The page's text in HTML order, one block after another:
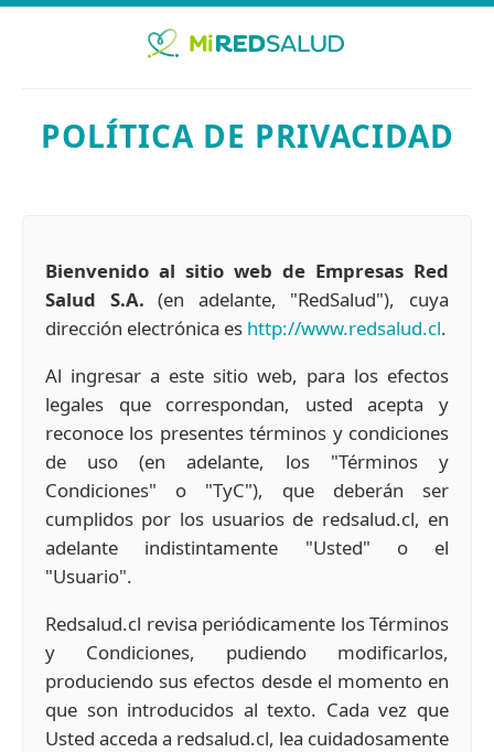
POLÍTICA DE PRIVACIDAD
Bienvenido al sitio web de Empresas Red
Salud S.A. (en adelante, "RedSalud"), cuya
dirección electrónica es http://www.redsalud.cl.
Al ingresar a este sitio web, para los efectos
legales que correspondan, usted acepta y
reconoce los presentes términos y condiciones
de uso (en adelante, los "Términos y
Condiciones" o "TyC"), que deberán ser
cumplidos por los usuarios de redsalud.cl, en
adelante indistintamente "Usted" o el
"Usuario".
Redsalud.cl revisa periódicamente los Términos
y Condiciones, pudiendo modificarlos,
produciendo sus efectos desde el momento en
que son introducidos al texto. Cada vez que
Usted acceda a redsalud.cl, lea cuidadosamente